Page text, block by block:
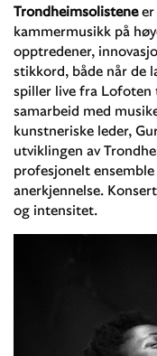
Trondheimsolisteneer
kammermusikk på
opptredener,
stikkord, både når de
spiller live fra Lofoten
samarbeid med
kunstneriske leder,
utviklingen av
profesjonelt
anerkjennelse.
og intensitet.